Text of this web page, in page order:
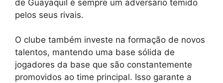
de Guayaquil é sempre um adversário temido
pelos seus rivais.
O clube também investe na formação de novos
talentos, mantendo uma base sólida de
jogadores da base que são constantemente
promovidos ao time principal. Isso garante a